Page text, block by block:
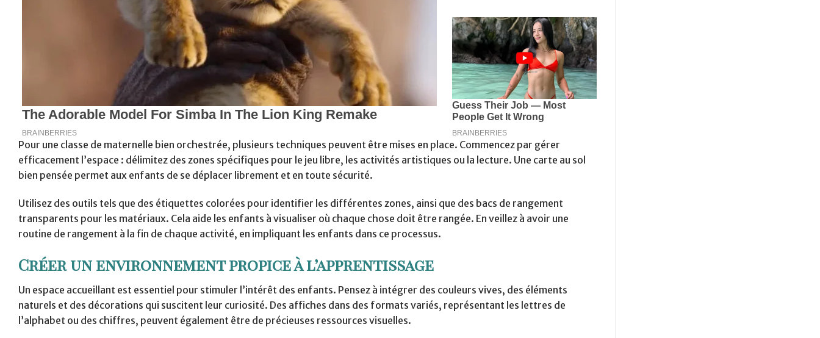
Pour une classe de maternelle bien orchestrée, plusieurs techniques peuvent être mises en place. Commencez par gérer
efficacement l’espace : délimitez des zones spécifiques pour le jeu libre, les activités artistiques ou la lecture. Une carte au sol
bien pensée permet aux enfants de se déplacer librement et en toute sécurité.
Utilisez des outils tels que des étiquettes colorées pour identifier les différentes zones, ainsi que des bacs de rangement
transparents pour les matériaux. Cela aide les enfants à visualiser où chaque chose doit être rangée. En veillez à avoir une
routine de rangement à la fin de chaque activité, en impliquant les enfants dans ce processus.
Créer un environnement propice à l’apprentissage
Un espace accueillant est essentiel pour stimuler l’intérêt des enfants. Pensez à intégrer des couleurs vives, des éléments
naturels et des décorations qui suscitent leur curiosité. Des affiches dans des formats variés, représentant les lettres de
l’alphabet ou des chiffres, peuvent également être de précieuses ressources visuelles.